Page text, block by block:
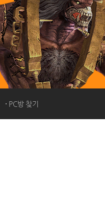
PC방 찾기
신병훈련소
세부가이드
통합보급센터